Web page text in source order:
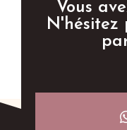
Vous
N'hésitez